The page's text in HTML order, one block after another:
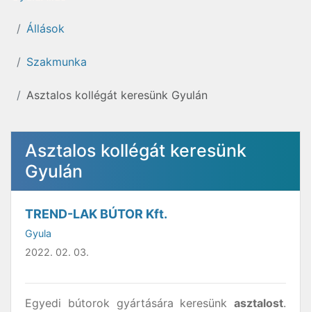
Állások
Szakmunka
Asztalos kollégát keresünk Gyulán
Asztalos kollégát keresünk
Gyulán
TREND-LAK BÚTOR Kft.
Gyula
2022. 02. 03.
Egyedi bútorok gyártására keresünk asztalost.